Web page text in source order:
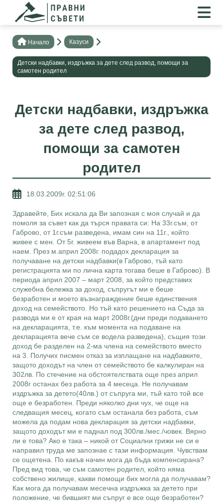
Нaчало Казуси
Детски надбавки, издръжка за дете след развод, помощи за
самотен родител
Детски надбавки, издръжка
за дете след развод,
помощи за самотен
родител
18.03.2009г. 02:51:06
Здравейте, Бих искала да Ви запозная с моя случай и да
помоля за съвет как да търся правата си: На 33г.съм, от
Габрово, от 1г.съм разведена, имам син на 11г., който
живее с мен. От 5г. живеем във Варна, в апартамент под
наем. През м.април 2008г. подадох декларация за
получаване на детски надбавки(в Габрово, тъй като
регистрацията ми по лична карта тогава беше в Габрово). В
периода април 2007 – март 2008, за който представих
служебна бележка за доход, съпругът ми е беше
безработен и моето възнаграждение беше единствения
доход на семейството. Но тъй като решението на Съда за
развода ми е от края на март 2008г.(дни преди подаването
на декларацията, т.е. към момента на подаване на
декларацията вече съм се водела разведена), същия този
доход бе разделен на 2-ма члена на семейството вместо
на 3. Получих писмен отказ за изплащане на надбавките,
защото доходът на член от семейството бе калкулиран на
302лв. По стечение на обстоятелствата още през април
2008г останах без работа за 4 месеца. Не получавам
издръжка за детето(40лв.) от съпруга ми, тъй като той все
още е безработен. Преди няколко дни чух, че още на
следващия месец, когато съм останала без работа, съм
можела да подам нова декларация за детски надбавки,
защото доходът ми е паднал под 300лв./мес./човек. Вярно
ли е това? Ако е така – никой от Социални грижи не си е
направил труда ме запознае с тази информация. Чувствам
се ощетена. По какъв начин мога да бъда компенсирана?
Пред вид това, че съм самотен родител, който няма
собствено жилище, какви помощи бих могла да получавам?
Как мога да получавам месечна издръжка за детето при
положение, че бившият ми съпруг е все още безработен?